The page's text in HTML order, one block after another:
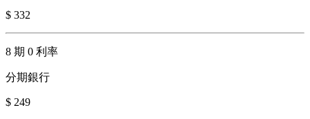
$ 332
8 期 0 利率
分期銀行
$ 249